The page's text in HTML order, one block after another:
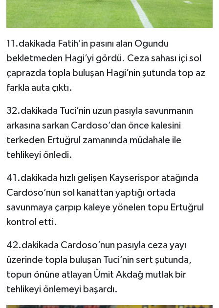
11.dakikada Fatih’in pasını alan Ogundu
bekletmeden Hagi’yi gördü. Ceza sahası içi sol
çaprazda topla buluşan Hagi’nin şutunda top az
farkla auta çıktı.
32.dakikada Tuci’nin uzun pasıyla savunmanın
arkasına sarkan Cardoso’dan önce kalesini
terkeden Ertuğrul zamanında müdahale ile
tehlikeyi önledi.
41.dakikada hızlı gelişen Kayserispor atağında
Cardoso’nun sol kanattan yaptığı ortada
savunmaya çarpıp kaleye yönelen topu Ertuğrul
kontrol etti.
42.dakikada Cardoso’nun pasıyla ceza yayı
üzerinde topla buluşan Tuci’nin sert şutunda,
topun önüne atlayan Ümit Akdağ mutlak bir
tehlikeyi önlemeyi başardı.